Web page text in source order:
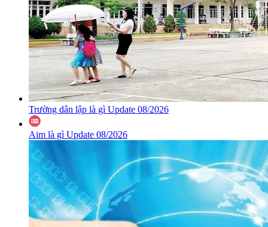
Trường dân lập là gì Update 08/2026
Aim là gì Update 08/2026